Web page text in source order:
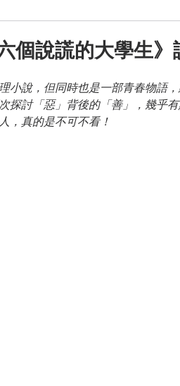
個說謊的大學生
小說，但同時也是一部青春物語
探討「惡」背後的「善」，幾乎
，真的是不可不看！